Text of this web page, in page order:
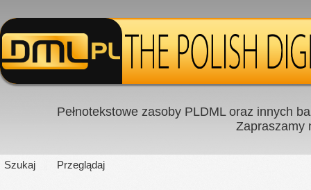
Pełnotekstowe zasoby PLDML oraz innych
Zapraszamy
Szukaj Przeglądaj